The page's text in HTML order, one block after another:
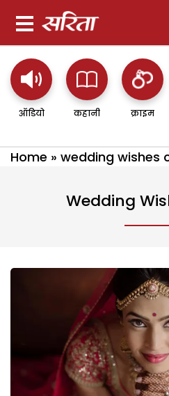
ऑडियो कहानी क्राइम
Home » wedding wishes
Wedding